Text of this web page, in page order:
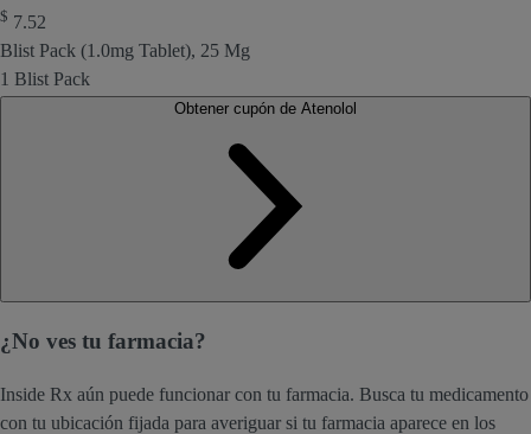
$ 7.52
Blist Pack (1.0mg Tablet), 25 Mg
1 Blist Pack
¿No ves tu farmacia?
Inside Rx aún puede funcionar con tu farmacia. Busca tu medicamento
con tu ubicación fijada para averiguar si tu farmacia aparece en los